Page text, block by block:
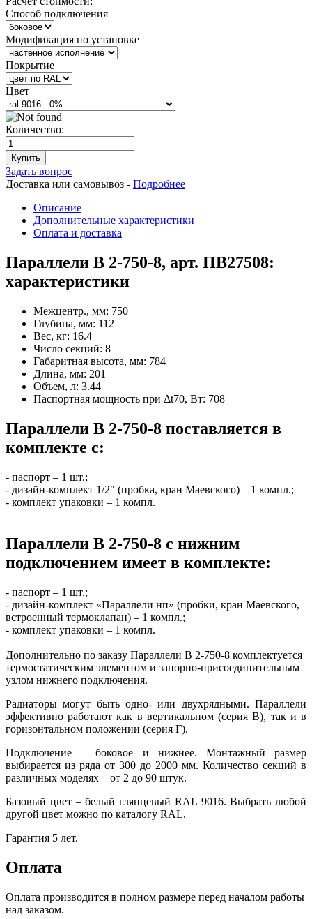
Способ подключения
Модификация по установке
Покрытие
Цвет
Количество:
Купить
Задать вопрос
Доставка или самовывоз - Подробнее
Описание
Дополнительные характеристики
Оплата и доставка
Параллели В 2-750-8, арт. ПВ27508:
характеристики
Межцентр., мм: 750
Глубина, мм: 112
Вес, кг: 16.4
Число секций: 8
Габаритная высота, мм: 784
Длина, мм: 201
Объем, л: 3.44
Паспортная мощность при Δt70, Вт: 708
Параллели В 2-750-8 поставляется в
комплекте с:
- паспорт – 1 шт.;
- дизайн-комплект 1/2" (пробка, кран Маевского) – 1 компл.;
- комплект упаковки – 1 компл.
Параллели В 2-750-8 с нижним
подключением имеет в комплекте:
- паспорт – 1 шт.;
- дизайн-комплект «Параллели нп» (пробки, кран Маевского,
встроенный термоклапан) – 1 компл.;
- комплект упаковки – 1 компл.
Дополнительно по заказу Параллели В 2-750-8 комплектуется
термостатическим элементом и запорно-присоединительным
узлом нижнего подключения.
Радиаторы могут быть одно- или двухрядными. Параллели
эффективно работают как в вертикальном (серия В), так и в
горизонтальном положении (серия Г).
Подключение – боковое и нижнее. Монтажный размер
выбирается из ряда от 300 до 2000 мм. Количество секций в
различных моделях – от 2 до 90 штук.
Базовый цвет – белый глянцевый RAL 9016. Выбрать любой
другой цвет можно по каталогу RAL.
Гарантия 5 лет.
Оплата
Оплата производится в полном размере перед началом работы
над заказом.